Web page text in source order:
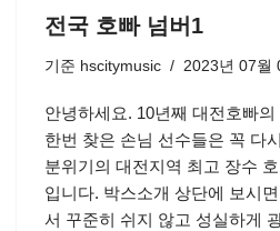
전국 호빠 넘버1
기준 hscitymusic 2023년 07월
안녕하세요. 10년째 대전호빠
한번 찾은 손님 선수들은 꼭 다
분위기의 대전지역 최고 장수
입니다. 박스소개 상단에 보시
서 꾸준히 쉬지 않고 성실하게